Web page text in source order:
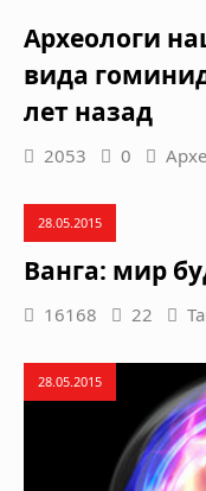
Археологи
вида
лет назад
2053 0
28.05.2015
Ванга: мир
16168 22
28.05.2015